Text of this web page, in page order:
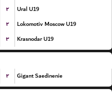
۲
Ural U19
۲
Lokomotiv Moscow U19
۳ Krasnodar U19
۲ Gigant Saedinenie